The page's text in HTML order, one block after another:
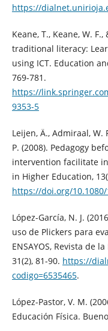
https://
Keane, T., Keane, W.
traditional literacy:
using ICT. Education
769-781.
https://
9353-5
Leijen, Ä., Admiraal, W.
P. (2008). Pedagogy
intervention facilitate
in Higher Education,
https://doi.org/10.1080/
López-García, N. J.
uso de Plickers para
ENSAYOS, Revista de
31(2), 81-90. https://
codigo=6535465.
López-Pastor, V. M.
Educación Física.